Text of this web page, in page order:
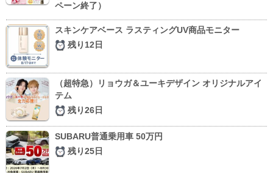
ペーン終了）
スキンケアベース ラスティングUV商品モニター
残り12日
（超特急）リョウガ＆ユーキデザイン オリジナルアイ
テム
残り26日
SUBARU普通乗用車 50万円
残り25日